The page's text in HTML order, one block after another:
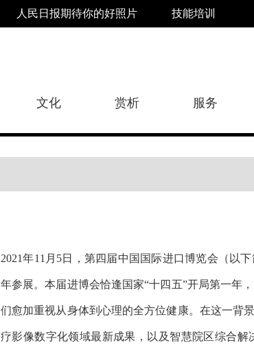
人民日报期待你的好照片 技能培训
文化 赏析 服务
2021年11月5日，第四届中国国际进口博览会（以
年参展。本届进博会恰逢国家“十四五”开局第一年
们愈加重视从身体到心理的全方位健康。在这一背
疗影像数字化领域最新成果，以及智慧院区综合